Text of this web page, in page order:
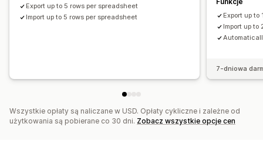
Edycja zbiorcza
Export up to 5 rows per spreadsheet
Import up to 5 rows per spreadsheet
Export up
Import up
7-dniowa
Wszystkie opłaty są naliczane w USD. Opłaty cykliczne i zależne od
użytkowania są pobierane co 30 dni. Zobacz wszystkie opcje cen